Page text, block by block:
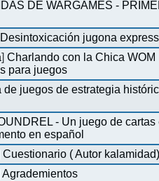
DE WARGAMES -
Desintoxicación jugona express
]Charlando con la Chica WOM
para juegos
de juegos de estrategia
- Un juego de cartas
en español
Cuestionario ( Autor
Agrademientos